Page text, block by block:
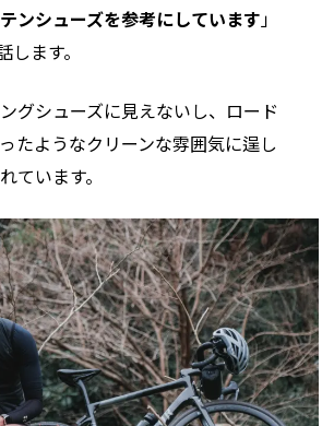
ンシューズを参考にしています」
ます。
グシューズに見えないし、ロード
たようなクリーンな雰囲気に逞し
ています。